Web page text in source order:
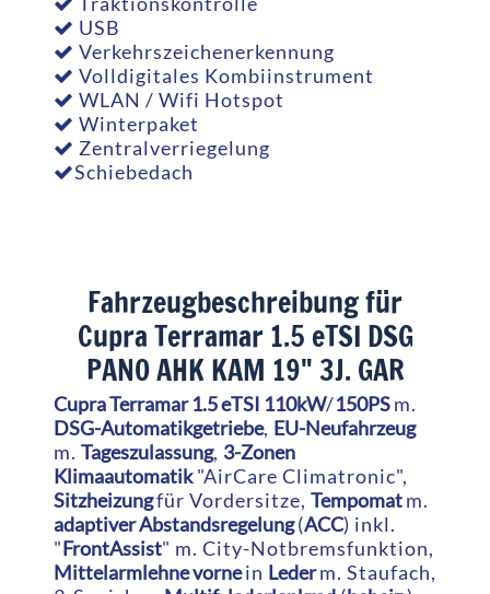
USB
Verkehrszeichenerkennung
Volldigitales Kombiinstrument
WLAN / Wifi Hotspot
Winterpaket
Zentralverriegelung
Schiebedach
Fahrzeugbeschreibung für
Cupra Terramar 1.5 eTSI DSG
PANO AHK KAM 19" 3J. GAR
Cupra Terramar 1.5 eTSI 110kW/150PSm.
DSG-Automatikgetriebe, EU-Neufahrzeug
m. Tageszulassung, 3-Zonen
Klimaautomatik"AirCare Climatronic",
Sitzheizungfür Vordersitze, Tempomatm.
adaptiver Abstandsregelung(ACC) inkl.
"FrontAssist" m. City-Notbremsfunktion,
Mittelarmlehne vornein Lederm. Staufach,